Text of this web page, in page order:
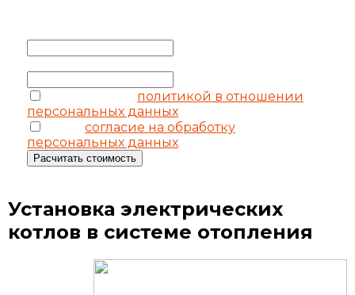
политикой в отношении
персональных данных
согласие на обработку
персональных данных
Расчитать стоимость
Установка электрических
котлов в системе отопления